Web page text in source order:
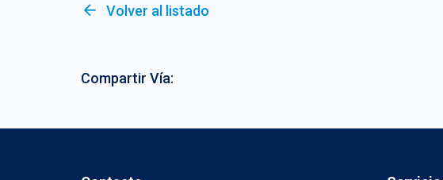
arrow_back Volver al listado
Compartir Vía: